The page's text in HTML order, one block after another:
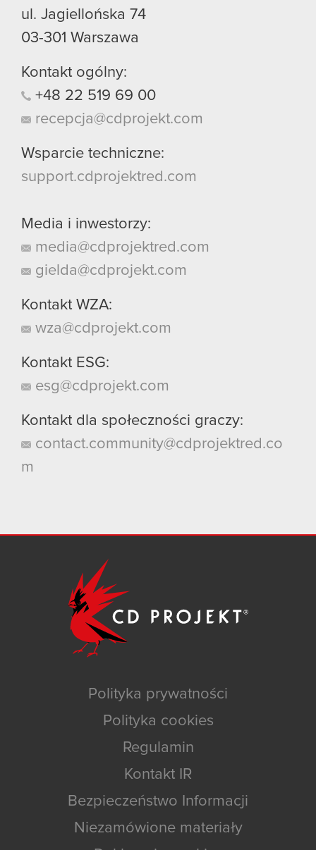
ul. Jagiellońska 74
03-301 Warszawa
Kontakt ogólny:
+48 22 519 69 00
recepcja@cdprojekt.com
Wsparcie techniczne:
support.cdprojektred.com
Media i inwestorzy:
media@cdprojektred.com
gielda@cdprojekt.com
Kontakt WZA:
wza@cdprojekt.com
Kontakt ESG:
esg@cdprojekt.com
Kontakt dla społeczności graczy:
contact.community@cdprojektred.co
m
Polityka prywatności
Polityka cookies
Regulamin
Kontakt IR
Bezpieczeństwo Informacji
Niezamówione materiały